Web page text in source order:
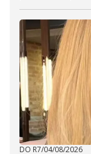
DO R7/04/08/2026